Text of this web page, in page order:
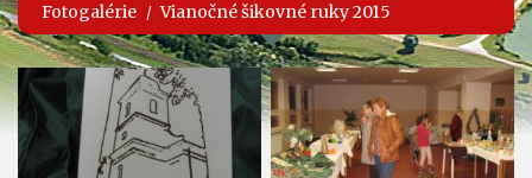
Fotogalérie Vianočné šikovné ruky 2015